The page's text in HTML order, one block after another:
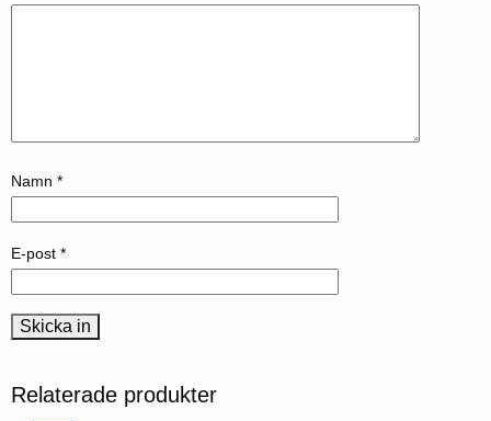
Namn *
E-post *
Relaterade produkter